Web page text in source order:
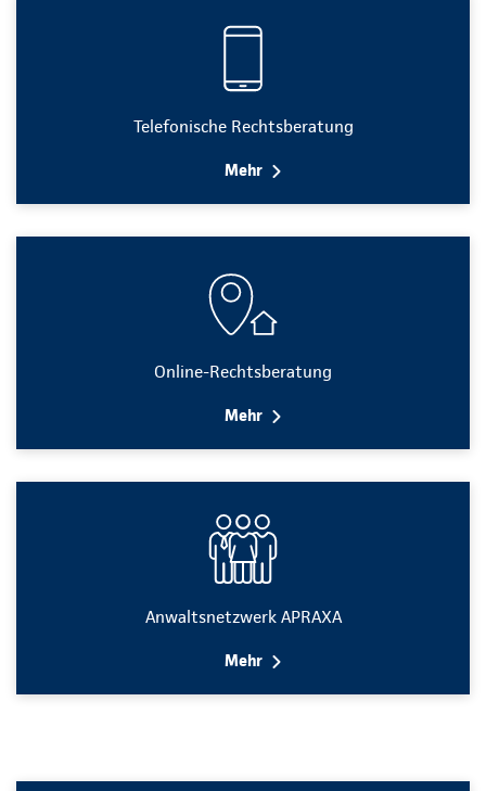
Telefonische Rechtsberatung
Mehr
Online-Rechtsberatung
Mehr
Anwaltsnetzwerk APRAXA
Mehr